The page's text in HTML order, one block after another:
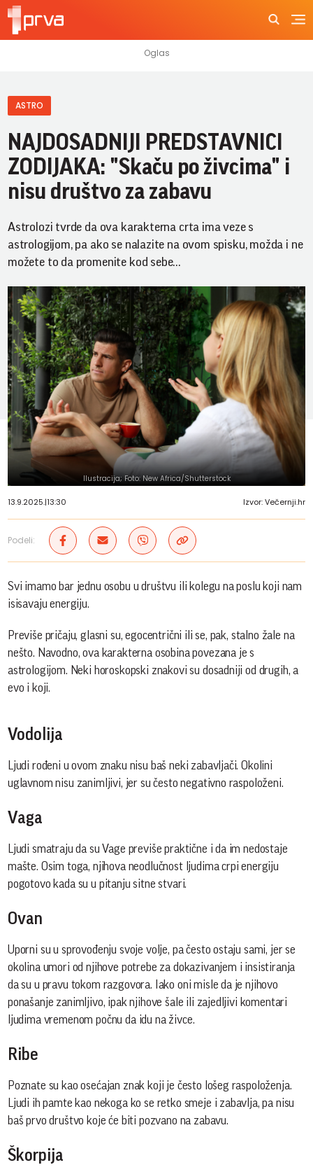
ASTRO
NAJDOSADNIJI PREDSTAVNICI
ZODIJAKA: "Skaču po živcima" i
nisu društvo za zabavu
Astrolozi tvrde da ova karakterna crta ima veze s
astrologijom, pa ako se nalazite na ovom spisku, možda i ne
možete to da promenite kod sebe...
Ilustracija; Foto: New Africa/Shutterstock
13.9.2025.|13:30 Izvor: Večernji.hr
Podeli:
Svi imamo bar jednu osobu u društvu ili kolegu na poslu koji nam
isisavaju energiju.
Previše pričaju, glasni su, egocentrični ili se, pak, stalno žale na
nešto. Navodno, ova karakterna osobina povezana je s
astrologijom. Neki horoskopski znakovi su dosadniji od drugih, a
evo i koji.
Vodolija
Ljudi rođeni u ovom znaku nisu baš neki zabavljači. Okolini
uglavnom nisu zanimljivi, jer su često negativno raspoloženi.
Vaga
Ljudi smatraju da su Vage previše praktične i da im nedostaje
mašte. Osim toga, njihova neodlučnost ljudima crpi energiju
pogotovo kada su u pitanju sitne stvari.
Ovan
Uporni su u sprovođenju svoje volje, pa često ostaju sami, jer se
okolina umori od njihove potrebe za dokazivanjem i insistiranja
da su u pravu tokom razgovora. Iako oni misle da je njihovo
ponašanje zanimljivo, ipak njihove šale ili zajedljivi komentari
ljudima vremenom počnu da idu na živce.
Ribe
Poznate su kao osećajan znak koji je često lošeg raspoloženja.
Ljudi ih pamte kao nekoga ko se retko smeje i zabavlja, pa nisu
baš prvo društvo koje će biti pozvano na zabavu.
Škorpija